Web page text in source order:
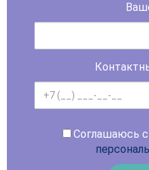
Соглашаюсь с